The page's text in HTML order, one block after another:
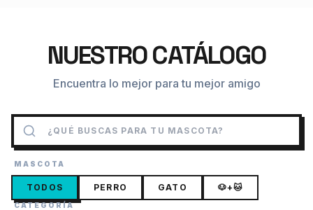
NUESTRO CATÁLOGO
Encuentra lo mejor para tu mejor amigo
MASCOTA
TODOS PERRO GATO 🐶+🐱
CATEGORÍA